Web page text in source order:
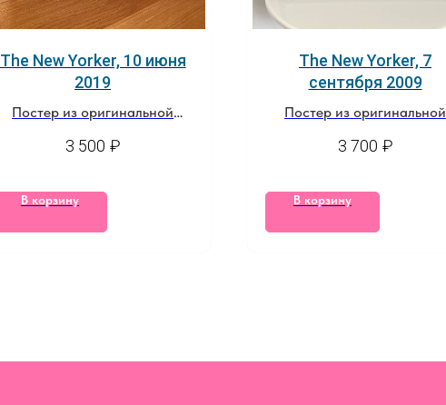
The New Yorker, 10 июня
2019
Постер из оригинальной
3 500 ₽
В корзину
The New Yorker, 7
сентября 2009
Постер из оригинальной
3 700 ₽
В корзину